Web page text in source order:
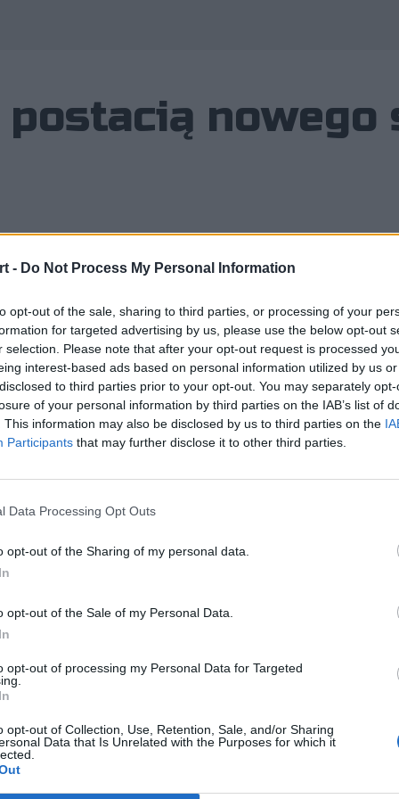
- Do Not Process My Personal Information
opt-out of the sale, sharing to third parties, or processing of your
for targeted advertising by us, please use the below opt-out
selection. Please note that after your opt-out request is processed
interest-based ads based on personal information utilized by us
to third parties prior to your opt-out. You may separately
of your personal information by third parties on the IAB’s list of
This information may also be disclosed by us to third parties on the
Participants that may further disclose it to other third parties.
Data Processing Opt Outs
opt-out of the Sharing of my personal data.
opt-out of the Sale of my Personal Data.
opt-out of processing my Personal Data for Targeted
opt-out of Collection, Use, Retention, Sale, and/or Sharing
Data that Is Unrelated with the Purposes for which it
postacią nowego
nie dziwią plotki o kadrowej
kolejna porcja medialnych
graczem OG, który po personalnym trzęsieniu
miałaby być budowana nowa drużyna, podczas gdy
odejście potwierdził Nikolaj "niko" Kristensen, podczas
wygląda na to, że kariery poza OG mieliby
że wcześniej spekulowano, iż akurat Rosjanin,
around F1KU
regali
się już trzy nazwiska łączone z angażem w formacji.
OG, bo Rumun związany w przeszłości z akademią